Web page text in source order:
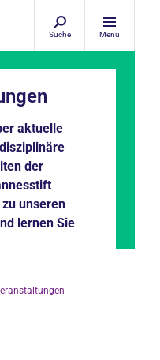
Suche Menü
aktuelle
der
unseren
lernen Sie